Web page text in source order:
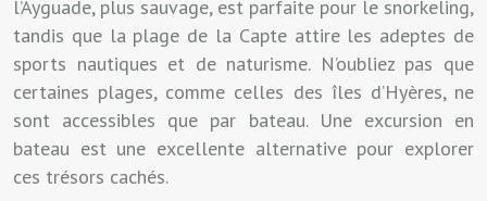
l’Ayguade, plus sauvage, est parfaite pour le snorkeling,
tandis que la plage de la Capte attire les adeptes de
sports nautiques et de naturisme. N’oubliez pas que
certaines plages, comme celles des îles d’Hyères, ne
sont accessibles que par bateau. Une excursion en
bateau est une excellente alternative pour explorer
ces trésors cachés.